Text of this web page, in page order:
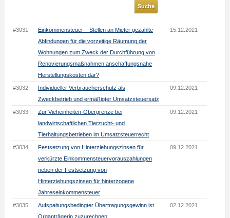
#3031
Einkommensteuer – Stellen an Mieter gezahlte
Abfindungen für die vorzeitige Räumung der
Wohnungen zum Zweck der Durchführung von
Renovierungsmaßnahmen anschaffungsnahe
Herstellungskosten dar?
15.12.2021
#3032
Individueller Verbraucherschutz als
Zweckbetrieb und ermäßigter Umsatzsteuersatz
09.12.2021
#3033
Zur Vieheinheiten-Obergrenze bei
landwirtschaftlichen Tierzucht- und
Tierhaltungsbetrieben im Umsatzsteuerrecht
09.12.2021
#3034
Festsetzung von Hinterziehungszinsen für
verkürzte Einkommensteuervorauszahlungen
neben der Festsetzung von
Hinterziehungszinsen für hinterzogene
Jahreseinkommensteuer
09.12.2021
#3035
Aufspaltungsbedingter Übertragungsgewinn ist
Organträgerin zuzurechnen
02.12.2021